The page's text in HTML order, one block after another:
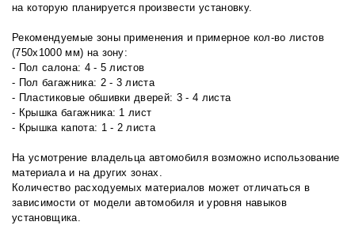
на которую планируется произвести установку.
Рекомендуемые зоны применения и примерное кол-во листов
(750х1000 мм) на зону:
- Пол салона: 4 - 5 листов
- Пол багажника: 2 - 3 листа
- Пластиковые обшивки дверей: 3 - 4 листа
- Крышка багажника: 1 лист
- Крышка капота: 1 - 2 листа
На усмотрение владельца автомобиля возможно использование
материала и на других зонах.
Количество расходуемых материалов может отличаться в
зависимости от модели автомобиля и уровня навыков
установщика.